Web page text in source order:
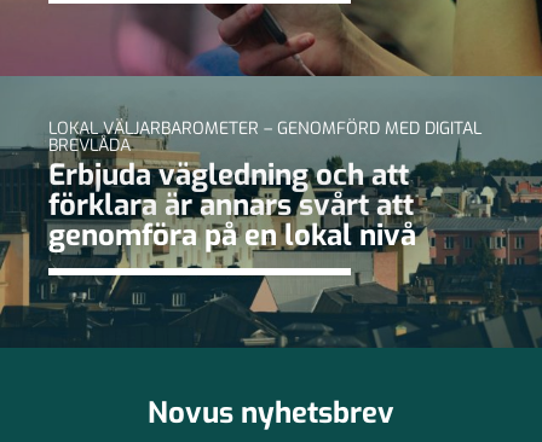
LOKAL VÄLJARBAROMETER – GENOMFÖRD MED DIGITAL
BREVLÅDA
Erbjuda vägledning och att
förklara är annars svårt att
genomföra på en lokal nivå
Novus nyhetsbrev